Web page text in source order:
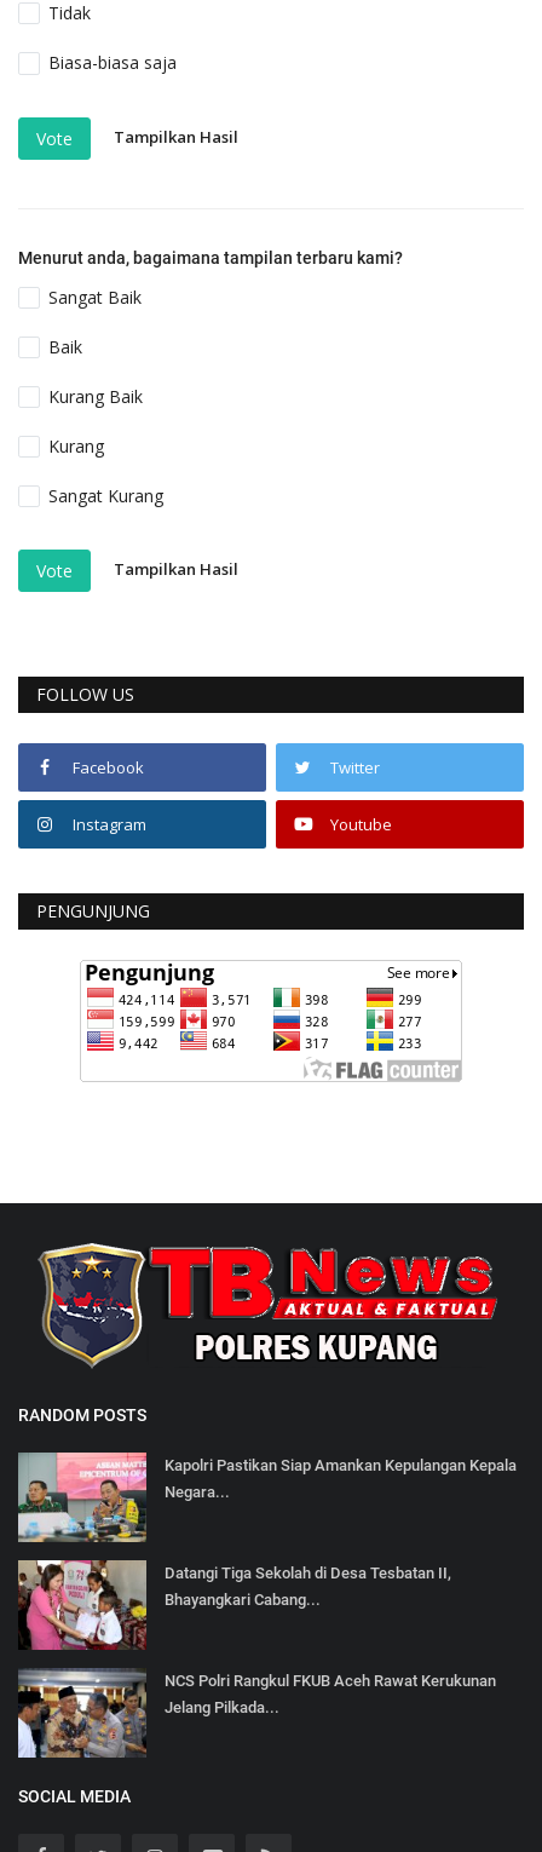
Tidak
Biasa-biasa saja
Vote Tampilkan Hasil
Menurut anda, bagaimana tampilan terbaru kami?
Sangat Baik
Baik
Kurang Baik
Kurang
Sangat Kurang
Vote Tampilkan Hasil
FOLLOW US
Facebook Twitter
Instagram Youtube
PENGUNJUNG
RANDOM POSTS
Kapolri Pastikan Siap Amankan Kepulangan Kepala
Negara...
Datangi Tiga Sekolah di Desa Tesbatan II,
Bhayangkari Cabang...
NCS Polri Rangkul FKUB Aceh Rawat Kerukunan
Jelang Pilkada...
SOCIAL MEDIA